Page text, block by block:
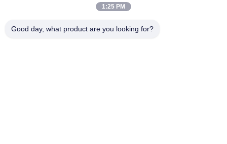
1:25 PM
Good day, what product are you looking for?